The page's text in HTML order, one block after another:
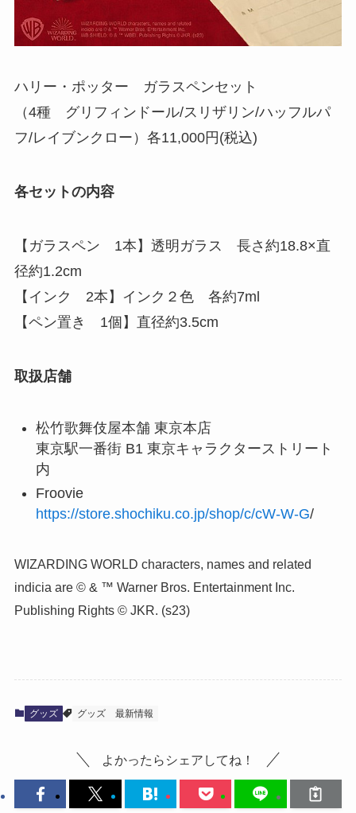
ハリー・ポッター ガラスペンセット
（4種 グリフィンドール/スリザリン/ハッフルパ
フ/レイブンクロー）各11,000円(税込)
各セットの内容
【ガラスペン 1本】透明ガラス 長さ約18.8×直
径約1.2cm
【インク 2本】インク２色 各約7ml
【ペン置き 1個】直径約3.5cm
取扱店舗
松竹歌舞伎屋本舗 東京本店
東京駅一番街 B1 東京キャラクターストリート
内
Froovie
https://store.shochiku.co.jp/shop/c/cW-W-G/
WIZARDING WORLD characters, names and related
indicia are © & ™ Warner Bros. Entertainment Inc.
Publishing Rights © JKR. (s23)
グッズ グッズ 最新情報
よかったらシェアしてね！